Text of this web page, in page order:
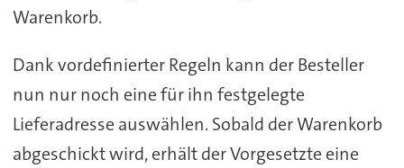
Warenkorb.
Dank vordefinierter Regeln kann der Besteller
nun nur noch eine für ihn festgelegte
Lieferadresse auswählen. Sobald der Warenkorb
abgeschickt wird, erhält der Vorgesetzte eine